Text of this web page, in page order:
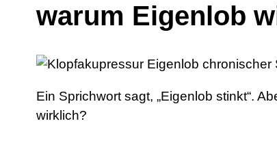
warum Eigenlob
Ein Sprichwort sagt, „Eigenlob stinkt“.
wirklich?